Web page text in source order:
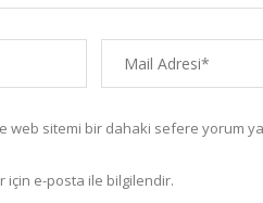
web sitemi bir dahaki sefere yorum
için e-posta ile bilgilendir.